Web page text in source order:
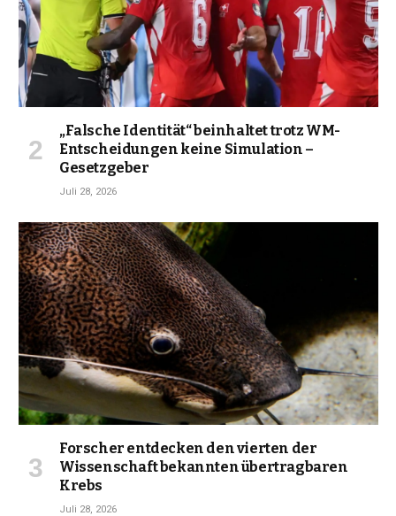
„Falsche Identität“ beinhaltet trotz WM-
Entscheidungen keine Simulation –
Gesetzgeber
Juli 28, 2026
Forscher entdecken den vierten der
Wissenschaft bekannten übertragbaren
Krebs
Juli 28, 2026